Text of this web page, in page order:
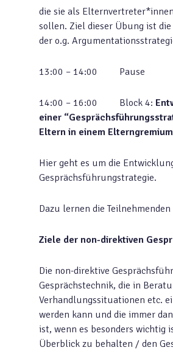
die sie als
sollen. Ziel dieser Übung ist
der o.g.
13:00 – 14:00 Pause
14:00 – 16:00 Block 4:
einer
Eltern in einem Elterngremium
Hier geht es um die
Gesprächsführungstrategie.
Dazu lernen die Teilnehmenden
Ziele der non-direktiven
Die non-direktive
Gesprächstechnik, die in
Verhandlungssituationen etc.
werden kann und die immer
ist, wenn es besonders wichtig
Überblick zu behalten / den